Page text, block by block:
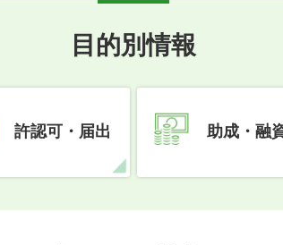
目的別情報
許認可・届出 助成・融